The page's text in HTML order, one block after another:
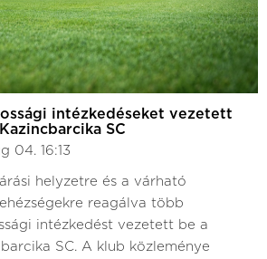
intézkedéseket vezetett
SC
04. 16:13
helyzetre és a várható
reagálva több
intézkedést vezetett be a
SC. A klub közleménye